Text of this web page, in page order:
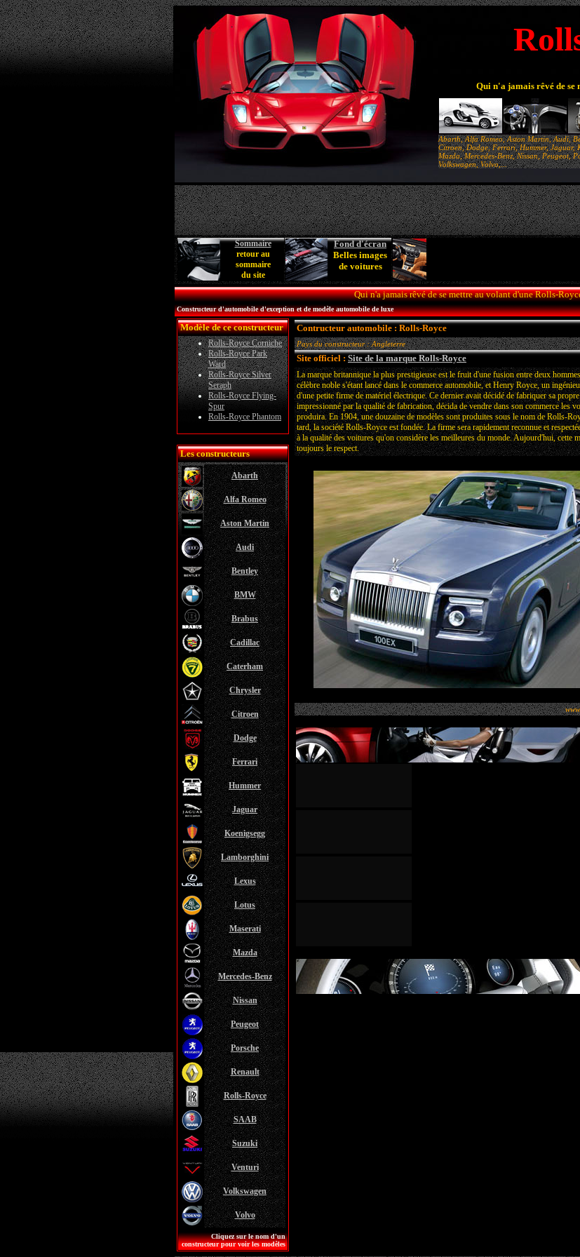
Qui n'a jamais rêvé de se
Abarth, Alfa Romeo, Aston Martin, Audi,
Citroen, Dodge, Ferrari, Hummer, Jaguar,
Mazda, Mercedes-Benz, Nissan, Peugeot,
Volkswagen, Volvo,...
Sommaire
retour au
sommaire
du site
Fond d'écran
Belles images
de voitures
Qui n'a jamais rêvé de se mettre au volant d'une Rolls-
Constructeur d'automobile d'exception et de modèle automobile de luxe
Modèle de ce constructeur
Rolls-Royce Corniche
Rolls-Royce Park
Ward
Rolls-Royce Silver
Seraph
Rolls-Royce Flying-
Spur
Rolls-Royce Phantom
Les constructeurs
Abarth
Alfa Romeo
Aston Martin
Audi
Bentley
BMW
Brabus
Cadillac
Caterham
Chrysler
Citroen
Dodge
Ferrari
Hummer
Jaguar
Koenigsegg
Lamborghini
Lexus
Lotus
Maserati
Mazda
Mercedes-Benz
Nissan
Peugeot
Porsche
Renault
Rolls-Royce
SAAB
Suzuki
Venturi
Volkswagen
Volvo
Cliquez sur le nom d'un
constructeur pour voir les modèles
Contructeur automobile : Rolls-Royce
Pays du constructeur : Angleterre
Site officiel : Site de la marque Rolls-Royce
La marque britannique la plus prestigieuse est le fruit d'une fusion entre deux
célèbre noble s'étant lancé dans le commerce automobile, et Henry Royce, un
d'une petite firme de matériel électrique. Ce dernier avait décidé de fabriquer sa
impressionné par la qualité de fabrication, décida de vendre dans son commerce les
produira. En 1904, une douzaine de modèles sont produites sous le nom de Rolls-
tard, la société Rolls-Royce est fondée. La firme sera rapidement reconnue et
à la qualité des voitures qu'on considère les meilleures du monde. Aujourd'hui, cette
toujours le respect.